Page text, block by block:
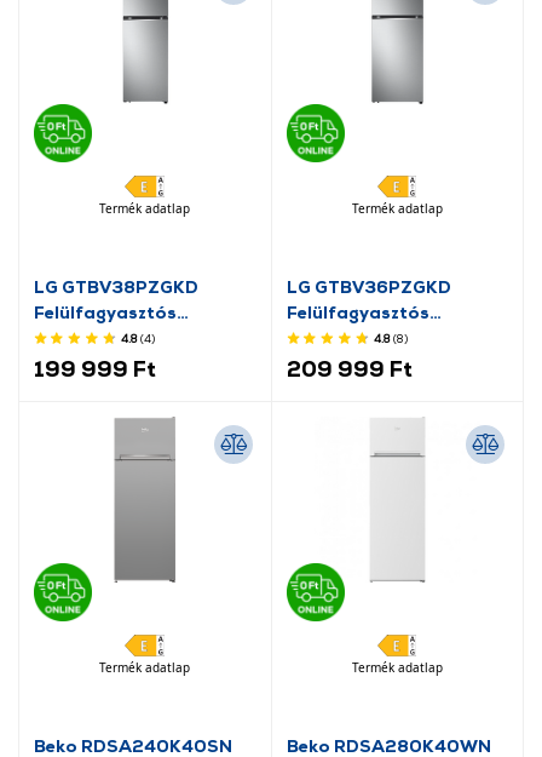
Termék adatlap
LG GTBV38PZGKD
Felülfagyasztós
hűtőszekrény,
DoorCooling⁺™
4.8(4)
199 999 Ft
Termék adatlap
LG GTBV36PZGKD
Felülfagyasztós
Hűtőszekrény
4.8(8)
209 999 Ft
Termék adatlap
Beko RDSA240K40SN
Termék adatlap
Beko RDSA280K40WN